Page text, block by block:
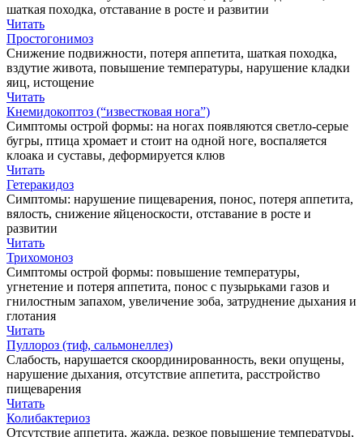
шаткая походка, отставание в росте и развитии
Читать
Простогонимоз
Снижение подвижности, потеря аппетита, шаткая походка,
вздутие живота, повышение температуры, нарушение кладки
яиц, истощение
Читать
Кнемидокоптоз (“известковая нога”)
Симптомы острой формы: на ногах появляются светло-серые
бугры, птица хромает и стоит на одной ноге, воспаляется
клоака и суставы, деформируется клюв
Читать
Гетеракидоз
Симптомы: нарушение пищеварения, понос, потеря аппетита,
вялость, снижение яйценоскости, отставание в росте и
развитии
Читать
Трихомоноз
Симптомы острой формы: повышение температуры,
угнетение и потеря аппетита, понос с пузырьками газов и
гнилостным запахом, увеличение зоба, затруднение дыхания и
глотания
Читать
Пуллороз (тиф, сальмонеллез)
Слабость, нарушается скоординированность, веки опущены,
нарушение дыхания, отсутствие аппетита, расстройство
пищеварения
Читать
Колибактериоз
Отсутствие аппетита, жажда, резкое повышение температуры,